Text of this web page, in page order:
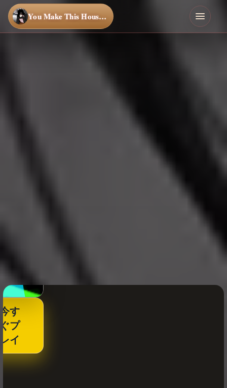
You Make This House a Home
今す
ぐプ
レイ